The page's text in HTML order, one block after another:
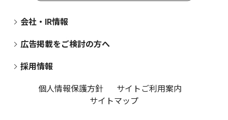
会社・IR情報
広告掲載をご検討の方へ
採用情報
個人情報保護方針
サイトご利用案内
サイトマップ